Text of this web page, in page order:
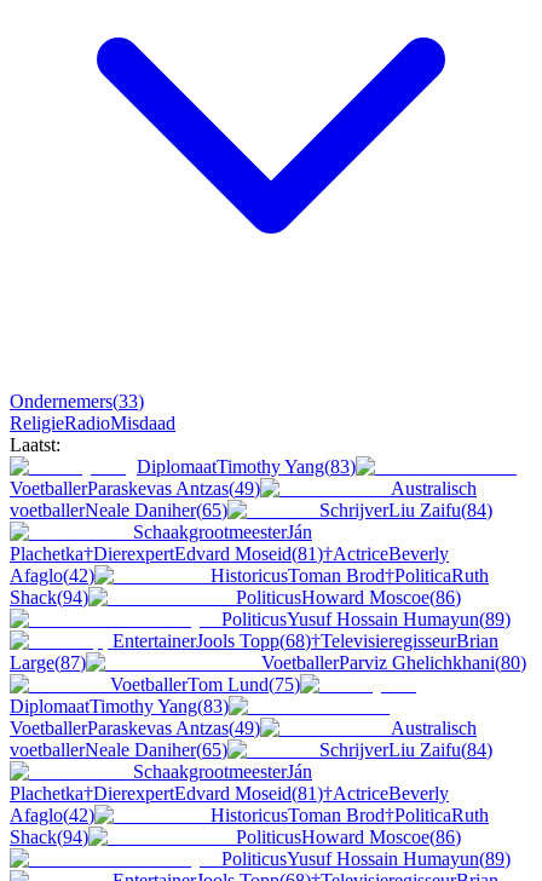
Ondernemers(33)
ReligieRadioMisdaad
Laatst:
DiplomaatTimothy Yang(83)
VoetballerParaskevas Antzas(49)
Australisch
voetballerNeale Daniher(65) SchrijverLiu Zaifu(84)
SchaakgrootmeesterJán
Plachetka†DierexpertEdvard Moseid(81)†ActriceBeverly
Afaglo(42) HistoricusToman Brod†PoliticaRuth
Shack(94) PoliticusHoward Moscoe(86)
PoliticusYusuf Hossain Humayun(89)
EntertainerJools Topp(68)†TelevisieregisseurBrian
Large(87) VoetballerParviz Ghelichkhani(80)
VoetballerTom Lund(75)
DiplomaatTimothy Yang(83)
VoetballerParaskevas Antzas(49)
Australisch
voetballerNeale Daniher(65) SchrijverLiu Zaifu(84)
SchaakgrootmeesterJán
Plachetka†DierexpertEdvard Moseid(81)†ActriceBeverly
Afaglo(42) HistoricusToman Brod†PoliticaRuth
Shack(94) PoliticusHoward Moscoe(86)
PoliticusYusuf Hossain Humayun(89)